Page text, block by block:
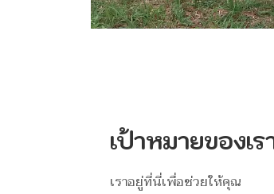
เป้าหมายของเร
เราอยู่ที่นี่เพื่อช่วยให้คุณ